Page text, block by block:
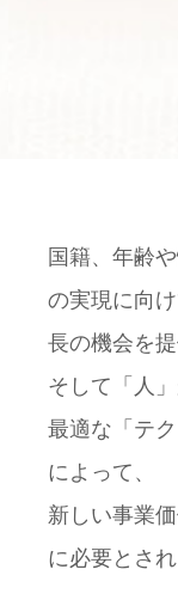
国籍、年齢
の実現に向
長の機会を
そして「人
最適な「テ
によって、
新しい事業
に必要とさ